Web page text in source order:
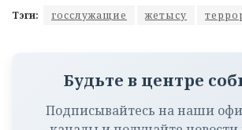
Тэги: госслужащие жетысу
Будьте в центре
Подписывайтесь на наши